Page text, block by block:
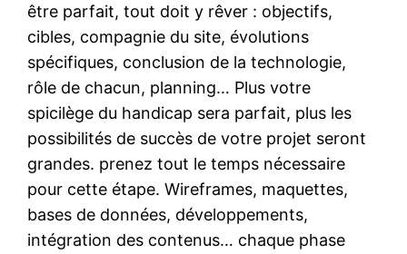
être parfait, tout doit y rêver : objectifs,
cibles, compagnie du site, évolutions
spécifiques, conclusion de la technologie,
rôle de chacun, planning… Plus votre
spicilège du handicap sera parfait, plus les
possibilités de succès de votre projet seront
grandes. prenez tout le temps nécessaire
pour cette étape. Wireframes, maquettes,
bases de données, développements,
intégration des contenus… chaque phase